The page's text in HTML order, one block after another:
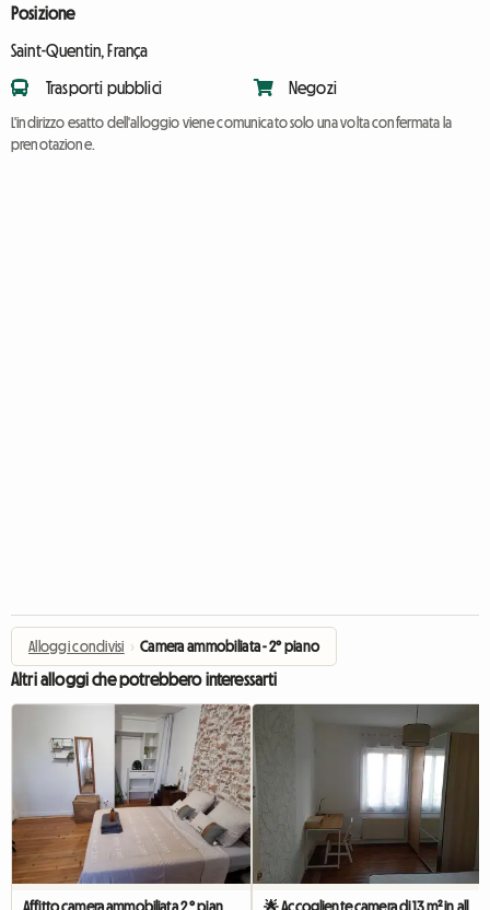
Posizione
Saint-Quentin, França
Trasporti pubblici Negozi
L'indirizzo esatto dell'alloggio viene comunicato solo una volta confermata la
prenotazione.
Alloggi condivisi › Camera ammobiliata - 2° piano
Altri alloggi che potrebbero interessarti
Affitto camera ammobiliata 2 ° piano cortile